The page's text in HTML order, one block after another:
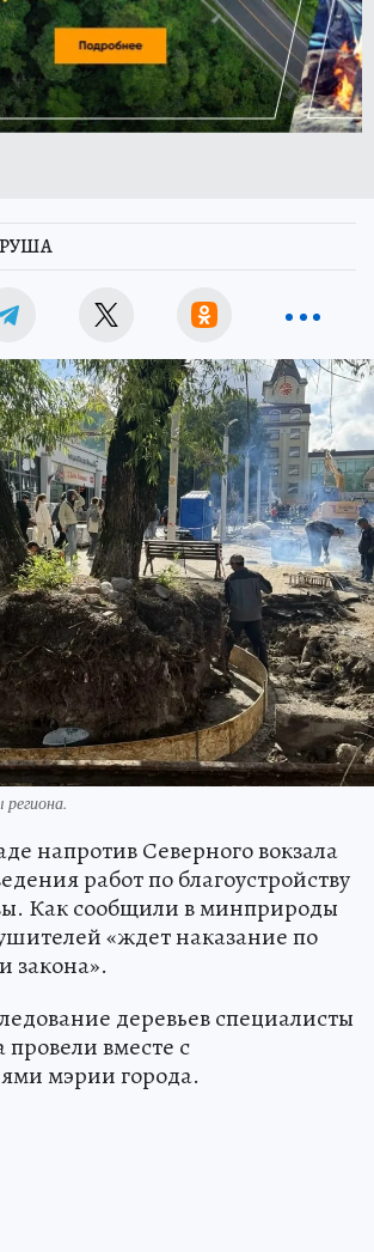
напротив Северного вокзала
работ по благоустройству
Как сообщили в минприроды
«ждет наказание по
закона».
деревьев специалисты
вместе с
мэрии города.